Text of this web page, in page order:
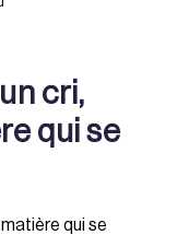
cri,
qui se
matière qui se